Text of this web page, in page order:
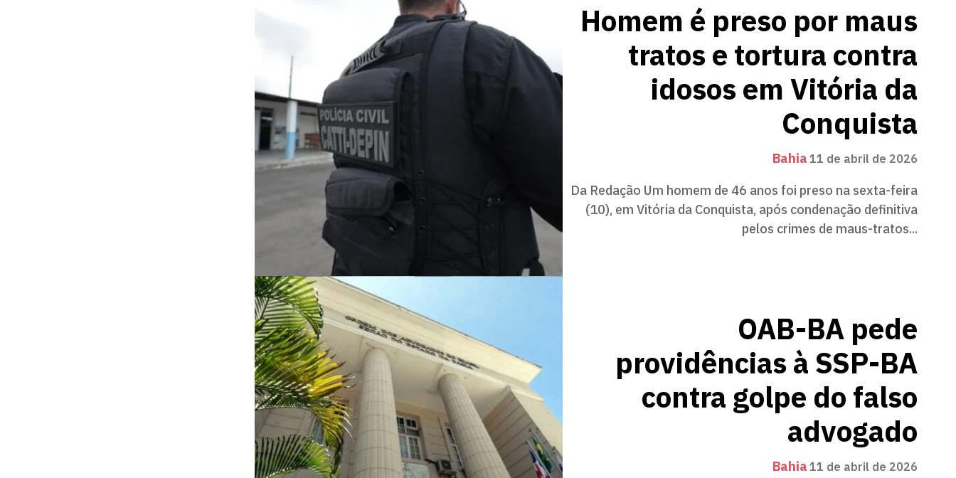
Homem é preso por maus
tratos e tortura contra
idosos em Vitória da
Conquista
Bahia11 de abril de 2026
Da Redação Um homem de 46 anos foi preso na sexta-feira
(10), em Vitória da Conquista, após condenação definitiva
pelos crimes de maus-tratos...
OAB-BA pede
providências à SSP-BA
contra golpe do falso
advogado
Bahia11 de abril de 2026